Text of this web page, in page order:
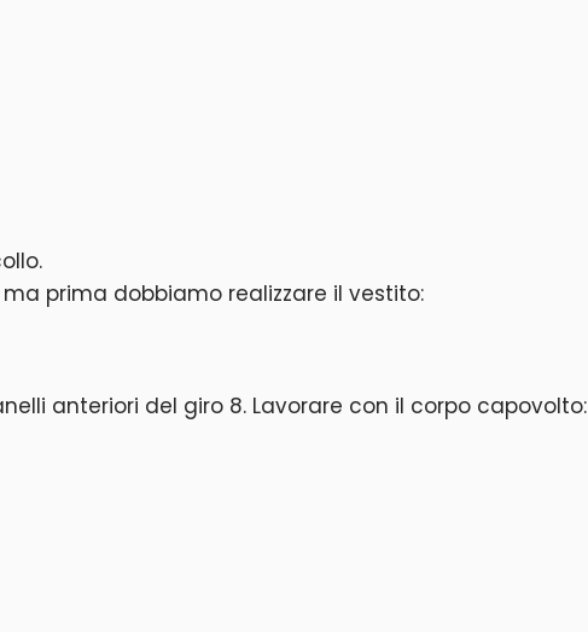
prima dobbiamo realizzare il vestito:
anteriori del giro 8. Lavorare con il corpo capovolto: